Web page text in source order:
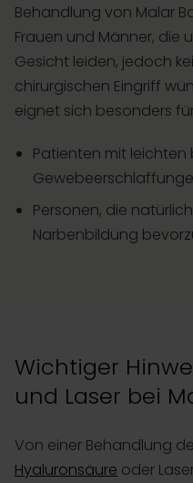
Behandlung von Malar
Frauen und Männer, die
Gesicht leiden, jedoch
chirurgischen Eingriff
eignet sich besonders
Patienten mit
Personen, die
Narbenbildung
Wichtiger
und Laser bei
Von einer Behandlung
Hyaluronsäure oder